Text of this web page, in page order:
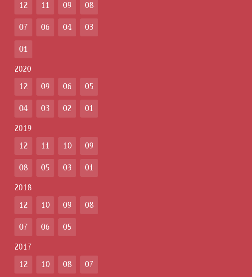
12 11 09 08
07 06 04 03
01
2020
12 09 06 05
04 03 02 01
2019
12 11 10 09
08 05 03 01
2018
12 10 09 08
07 06 05
2017
12 10 08 07